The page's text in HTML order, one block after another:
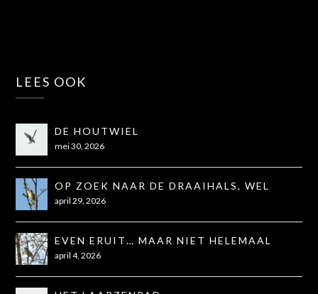
LEES OOK
DE HOUTWIEL
mei 30, 2026
OP ZOEK NAAR DE DRAAIHALS, WEL
GEZIEN, NIET OP DE FOTO
april 29, 2026
EVEN ERUIT… MAAR NIET HELEMAAL
ZOALS GEHOOPT
april 4, 2026